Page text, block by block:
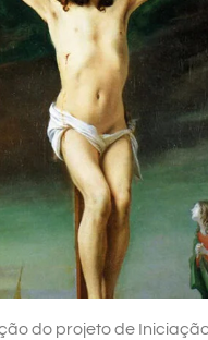
do projeto de